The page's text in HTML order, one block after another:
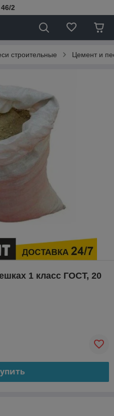
2
строительные Цемент и
1 класс ГОСТ, 20